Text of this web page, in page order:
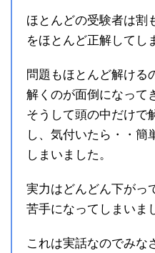
ほとんどの受験者は割
をほとんど正解してし
問題もほとんど解ける
解くのが面倒になって
そうして頭の中だけで
し、気付いたら・・簡
しまいました。
実力はどんどん下がっ
苦手になってしまいま
これは実話なのでみな